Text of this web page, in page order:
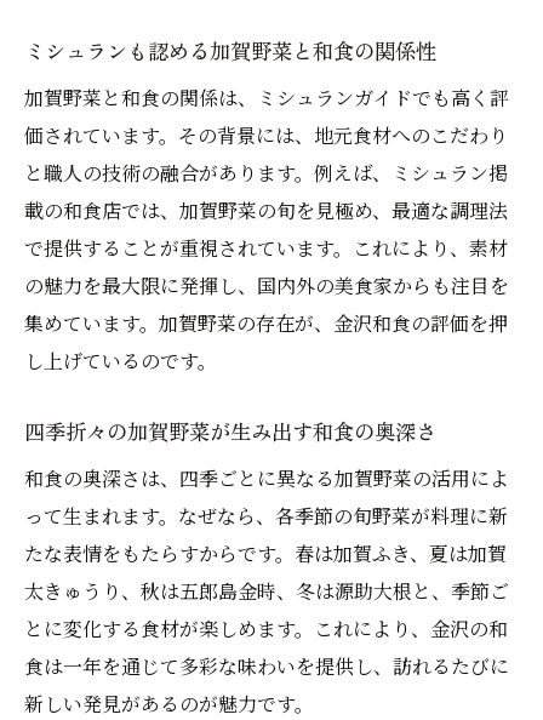
ミシュランも認める加賀野菜と和食の関係性
加賀野菜と和食の関係は、ミシュランガイドでも高く評
価されています。その背景には、地元食材へのこだわり
と職人の技術の融合があります。例えば、ミシュラン掲
載の和食店では、加賀野菜の旬を見極め、最適な調理法
で提供することが重視されています。これにより、素材
の魅力を最大限に発揮し、国内外の美食家からも注目を
集めています。加賀野菜の存在が、金沢和食の評価を押
し上げているのです。
四季折々の加賀野菜が生み出す和食の奥深さ
和食の奥深さは、四季ごとに異なる加賀野菜の活用によ
って生まれます。なぜなら、各季節の旬野菜が料理に新
たな表情をもたらすからです。春は加賀ふき、夏は加賀
太きゅうり、秋は五郎島金時、冬は源助大根と、季節ご
とに変化する食材が楽しめます。これにより、金沢の和
食は一年を通じて多彩な味わいを提供し、訪れるたびに
新しい発見があるのが魅力です。